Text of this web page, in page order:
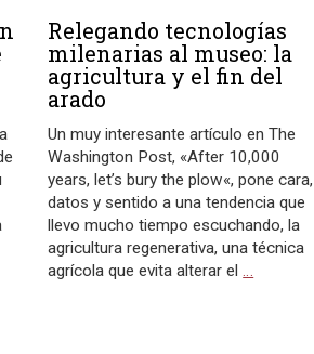
Relegando tecnologías
milenarias al museo: la
agricultura y el fin del
arado
Un muy interesante artículo en The
Washington Post, «After 10,000
years, let’s bury the plow«, pone cara,
datos y sentido a una tendencia que
llevo mucho tiempo escuchando, la
agricultura regenerativa, una técnica
agrícola que evita alterar el…